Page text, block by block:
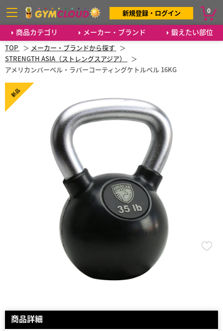
商品カテゴリ メーカー・ブランド 鍛えたい部位
新規登録・ログイン 0
TOP
メーカー・ブランドから探す
STRENGTH ASIA（ストレングスアジア）
アメリカンバーベル・ラバーコーティングケトルベル 16KG
新品
商品詳細